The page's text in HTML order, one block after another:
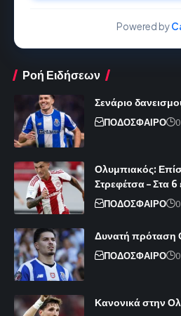
Powered by
Ροή Ειδήσεων
Σενάριο
ΠΟΔΟΣΦΑΙΡΟ
Ολυμπιακός:
Στρεφέτσα – Στα 6
ΠΟΔΟΣΦΑΙΡΟ
Δυνατή πρόταση
ΠΟΔΟΣΦΑΙΡΟ
Κανονικά στην